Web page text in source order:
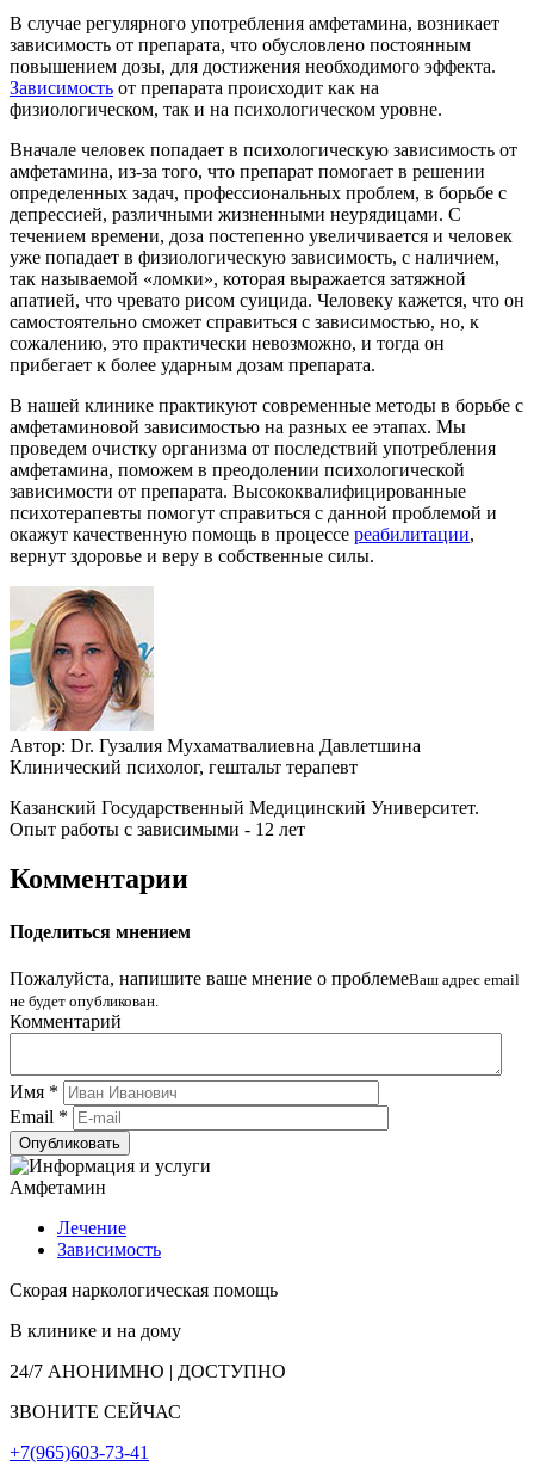
В случае регулярного употребления амфетамина, возникает
зависимость от препарата, что обусловлено постоянным
повышением дозы, для достижения необходимого эффекта.
Зависимость от препарата происходит как на
физиологическом, так и на психологическом уровне.
Вначале человек попадает в психологическую зависимость от
амфетамина, из-за того, что препарат помогает в решении
определенных задач, профессиональных проблем, в борьбе с
депрессией, различными жизненными неурядицами. С
течением времени, доза постепенно увеличивается и человек
уже попадает в физиологическую зависимость, с наличием,
так называемой «ломки», которая выражается затяжной
апатией, что чревато рисом суицида. Человеку кажется, что он
самостоятельно сможет справиться с зависимостью, но, к
сожалению, это практически невозможно, и тогда он
прибегает к более ударным дозам препарата.
В нашей клинике практикуют современные методы в борьбе с
амфетаминовой зависимостью на разных ее этапах. Мы
проведем очистку организма от последствий употребления
амфетамина, поможем в преодолении психологической
зависимости от препарата. Высококвалифицированные
психотерапевты помогут справиться с данной проблемой и
окажут качественную помощь в процессе реабилитации,
вернут здоровье и веру в собственные силы.
Автор: Dr. Гузалия Мухаматвалиевна Давлетшина
Клинический психолог, гештальт терапевт
Казанский Государственный Медицинский Университет.
Опыт работы с зависимыми - 12 лет
Комментарии
Поделиться мнением
Пожалуйста, напишите ваше мнение о проблемеВаш адрес email
не будет опубликован.
Комментарий
Имя *
Email *
Амфетамин
Лечение
Зависимость
Скорая наркологическая помощь
В клинике и на дому
24/7 АНОНИМНО | ДОСТУПНО
ЗВОНИТЕ СЕЙЧАС
+7(965)603-73-41